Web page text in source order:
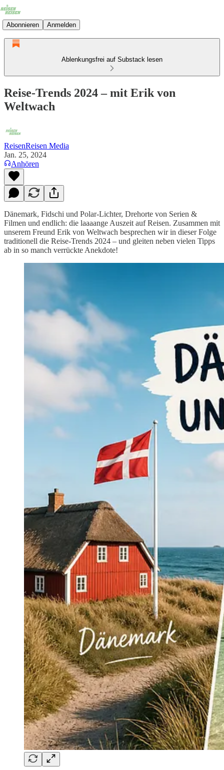
Abonnieren Anmelden
Ablenkungsfrei auf Substack lesen
Reise-Trends 2024 – mit Erik von
Weltwach
ReisenReisen Media
Jan. 25, 2024
Anhören
Dänemark, Fidschi und Polar-Lichter, Drehorte von Serien &
Filmen und endlich: die laaaange Auszeit auf Reisen. Zusammen mit
unserem Freund Erik von Weltwach besprechen wir in dieser Folge
traditionell die Reise-Trends 2024 – und gleiten neben vielen Tipps
ab in so manch verrückte Anekdote!